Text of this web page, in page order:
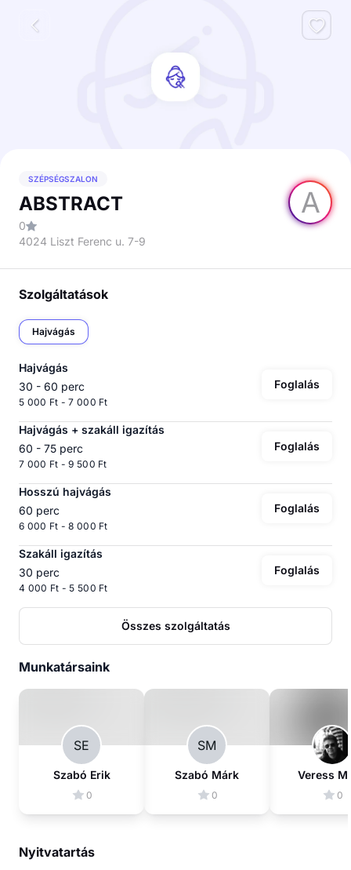
A
SZÉPSÉGSZALON
ABSTRACT
0
4024 Liszt Ferenc u. 7-9
Szolgáltatások
Hajvágás
Hajvágás
30 - 60 perc
5 000 Ft - 7 000 Ft
Foglalás
Hajvágás + szakáll igazítás
60 - 75 perc
7 000 Ft - 9 500 Ft
Foglalás
Hosszú hajvágás
60 perc
6 000 Ft - 8 000 Ft
Foglalás
Szakáll igazítás
30 perc
4 000 Ft - 5 500 Ft
Foglalás
Összes szolgáltatás
Munkatársaink
SE
Szabó Erik
0
SM
Szabó Márk
0
Veress
0
Nyitvatartás